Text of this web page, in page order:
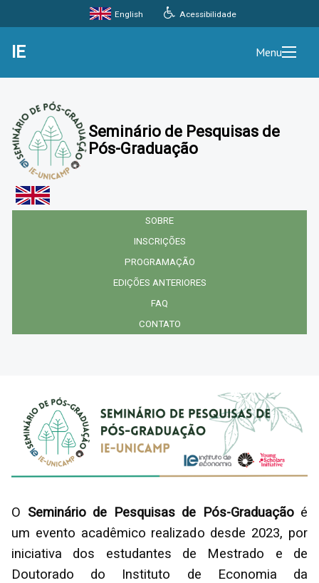
Acessibilidade
English
IE Menu
Seminário de Pesquisas de
Pós-Graduação
SOBRE
INSCRIÇÕES
PROGRAMAÇÃO
EDIÇÕES ANTERIORES
FAQ
CONTATO
O Seminário de Pesquisas de Pós-Graduaçãoé
um evento acadêmico realizado desde 2023, por
iniciativa dos estudantes de Mestrado e de
Doutorado do Instituto de Economia da